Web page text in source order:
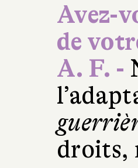
Avez-
de
A. F. -
droits,